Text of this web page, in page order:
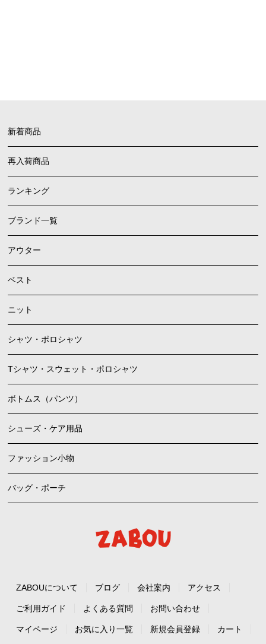
新着商品
再入荷商品
ランキング
ブランド一覧
アウター
ベスト
ニット
シャツ・ポロシャツ
Tシャツ・スウェット・ポロシャツ
ボトムス（パンツ）
シューズ・ケア用品
ファッション小物
バッグ・ポーチ
ZABOUについて ブログ 会社案内 アクセス
ご利用ガイド よくある質問 お問い合わせ
マイページ お気に入り一覧 新規会員登録 カート